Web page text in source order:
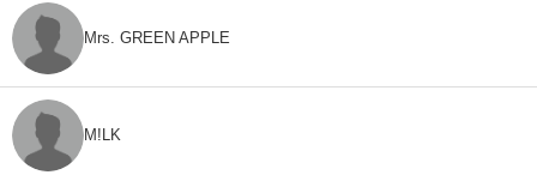
Mrs. GREEN APPLE
M!LK